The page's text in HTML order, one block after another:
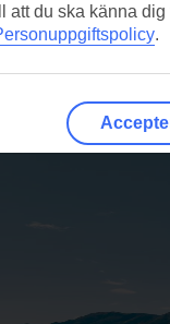
på
att du ska känna
.